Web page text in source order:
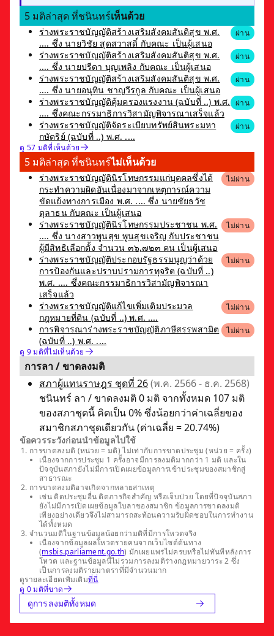
5 มติล่าสุด ที่ชนินทร์เห็นด้วย
ร่างพระราชบัญญัติสร้างเสริมสังคมสันติสุข พ.ศ.
.... ซึ่ง นายวิชัย สุดสวาสดิ์ กับคณะ เป็นผู้เสนอ
ผ่าน
ร่างพระราชบัญญัติสร้างเสริมสังคมสันติสุข พ.ศ.
.... ซึ่ง นายปรีดา บุญเพลิง กับคณะ เป็นผู้เสนอ
ผ่าน
ร่างพระราชบัญญัติสร้างเสริมสังคมสันติสุข พ.ศ.
.... ซึ่ง นายอนุทิน ชาญวีรกูล กับคณะ เป็นผู้เสนอ
ผ่าน
ร่างพระราชบัญญัติคุ้มครองแรงงาน (ฉบับที่ ..) พ.ศ.
.... ซึ่งคณะกรรมาธิการวิสามัญพิจารณาเสร็จแล้ว
ผ่าน
ร่างพระราชบัญญัติจัดระเบียบทรัพย์สินพระมหา
กษัตริย์ (ฉบับที่ ..) พ.ศ. ....
ผ่าน
ดู 57 มติที่เห็นด้วย
5 มติล่าสุด ที่ชนินทร์ไม่เห็นด้วย
ร่างพระราชบัญญัตินิรโทษกรรมแก่บุคคลซึ่งได้
กระทำความผิดอันเนื่องมาจากเหตุการณ์ความ
ขัดแย้งทางการเมือง พ.ศ. .... ซึ่ง นายชัยธวัช
ตุลาธน กับคณะ เป็นผู้เสนอ
ไม่ผ่าน
ร่างพระราชบัญญัตินิรโทษกรรมประชาชน พ.ศ.
.... ซึ่ง นางสาวพูนสุข พูนสุขเจริญ กับประชาชน
ผู้มีสิทธิเลือกตั้ง จำนวน ๓๖,๗๒๓ คน เป็นผู้เสนอ
ไม่ผ่าน
ร่างพระราชบัญญัติประกอบรัฐธรรมนูญว่าด้วย
การป้องกันและปราบปรามการทุจริต (ฉบับที่ ..)
พ.ศ. .... ซึ่งคณะกรรมาธิการวิสามัญพิจารณา
เสร็จแล้ว
ไม่ผ่าน
ร่างพระราชบัญญัติแก้ไขเพิ่มเติมประมวล
กฎหมายที่ดิน (ฉบับที่ ..) พ.ศ. ....
ไม่ผ่าน
การพิจารณาร่างพระราชบัญญัติภาษีสรรพสามิต
(ฉบับที่ ..) พ.ศ. ....
ไม่ผ่าน
ดู 9 มติที่ไม่เห็นด้วย
การลา / ขาดลงมติ
สภาผู้แทนราษฎร ชุดที่ 26(พ.ค. 2566 - ธ.ค. 2568)
ชนินทร์ ลา / ขาดลงมติ 0 มติ จากทั้งหมด 107 มติ
ของสภาชุดนี้ คิดเป็น 0% ซึ่งน้อยกว่าค่าเฉลี่ยของ
สมาชิกสภาชุดเดียวกัน (ค่าเฉลี่ย = 20.74%)
ข้อควรระวังก่อนนำข้อมูลไปใช้
การขาดลงมติ (หน่วย = มติ) ไม่เท่ากับการขาดประชุม (หน่วย = ครั้ง)
เนื่องจากการประชุม 1 ครั้งอาจมีการลงมติมากกว่า 1 มติ และใน
ปัจจุบันสภายังไม่มีการเปิดเผยข้อมูลการเข้าประชุมของสมาชิกสู่
สาธารณะ
การขาดลงมติอาจเกิดจากหลายสาเหตุ
เช่น ติดประชุมอื่น ติดภารกิจสำคัญ หรือเจ็บป่วย โดยที่ปัจจุบันสภา
ยังไม่มีการเปิดเผยข้อมูลใบลาของสมาชิก ข้อมูลการขาดลงมติ
เพียงอย่างเดียวจึงไม่สามารถสะท้อนความรับผิดชอบในการทำงาน
ได้ทั้งหมด
จำนวนมติในฐานข้อมูลน้อยกว่ามติที่มีการโหวตจริง
เนื่องจากข้อมูลผลโหวตรายคนจากเว็บไซต์ต้นทาง
(msbis.parliament.go.th) มักเผยแพร่ไม่ครบหรือไม่ทันทีหลังการ
โหวต และฐานข้อมูลนี้ไม่รวมการลงมติร่างกฎหมายวาระ 2 ซึ่ง
เป็นการลงมติรายมาตราที่มีจำนวนมาก
ดูรายละเอียดเพิ่มเติมที่นี่
ดู 0 มติที่ขาด
ดูการลงมติทั้งหมด